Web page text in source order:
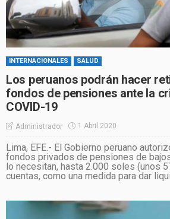
INTERNACIONALES SALUD
Los peruanos podrán hacer
fondos de pensiones ante la
COVID-19
Administrador 1 Abril 2020
Lima, EFE.- El Gobierno peruano
fondos privados de pensiones de
lo necesitan, hasta 2.000 soles (unos
cuentas, como una medida para dar